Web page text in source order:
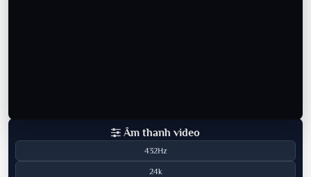
Âm thanh video
432Hz
24k